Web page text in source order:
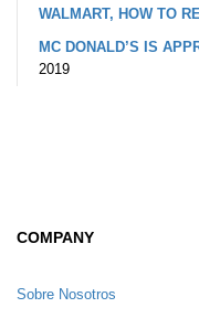
WALMART, HOW TO
MC DONALD’S IS
2019
COMPANY
Sobre Nosotros